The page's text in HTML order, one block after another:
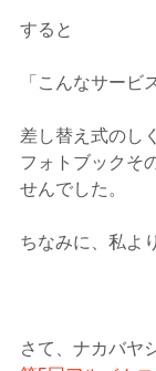
すると
「こんなサービ
差し替え式のし
フォトブックそ
せんでした。
ちなみに、私よ
さて、ナカバヤ